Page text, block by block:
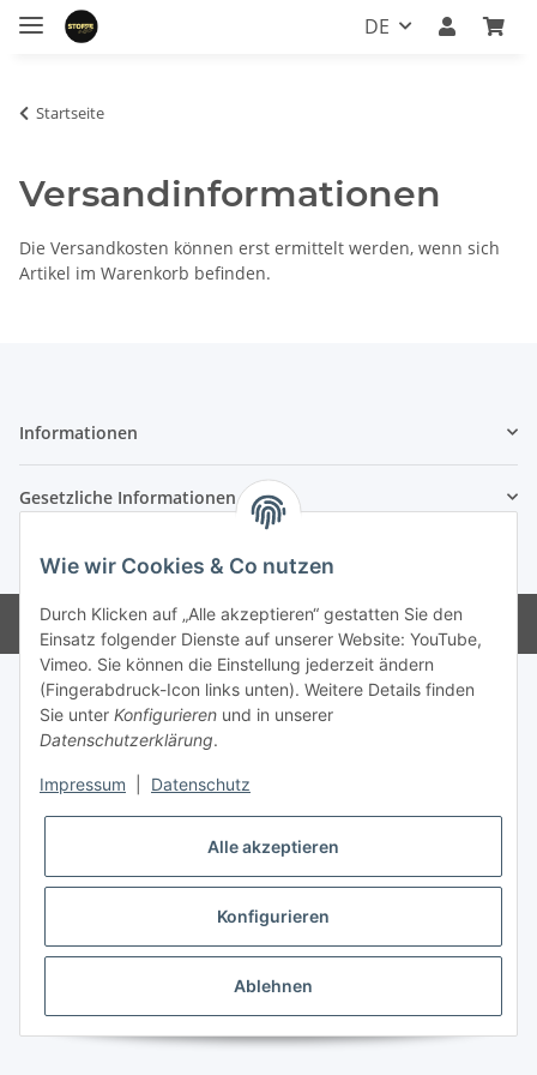
DE
Startseite
Versandinformationen
Die Versandkosten können erst ermittelt werden, wenn sich
Artikel im Warenkorb befinden.
Informationen
Gesetzliche Informationen
* Alle Preise inkl. gesetzlicher USt., zzgl.Versand
Powered byJTL-Shop
Wie wir Cookies & Co nutzen
Durch Klicken auf „Alle akzeptieren“ gestatten Sie den
Einsatz folgender Dienste auf unserer Website: YouTube,
Vimeo. Sie können die Einstellung jederzeit ändern
(Fingerabdruck-Icon links unten). Weitere Details finden
Sie unter Konfigurieren und in unserer
Datenschutzerklärung.
Impressum Datenschutz
Alle akzeptieren
Konfigurieren
Ablehnen